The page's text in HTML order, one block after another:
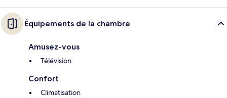
Équipements de la chambre
Amusez-vous
Télévision
Confort
Climatisation